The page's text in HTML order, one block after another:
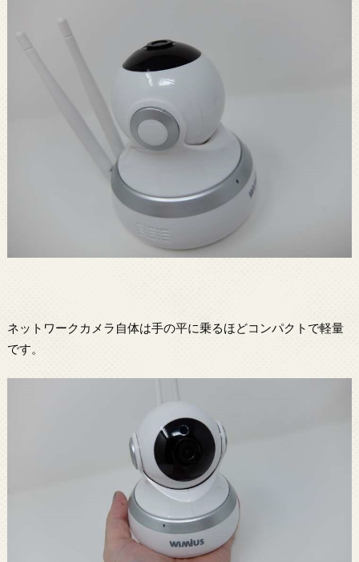
ネットワークカメラ自体は手の平に乗るほどコンパクトで軽量
です。